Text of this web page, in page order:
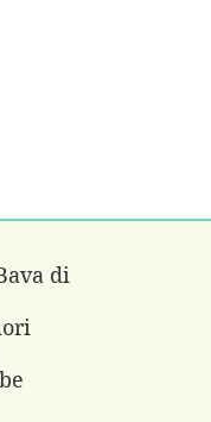
di